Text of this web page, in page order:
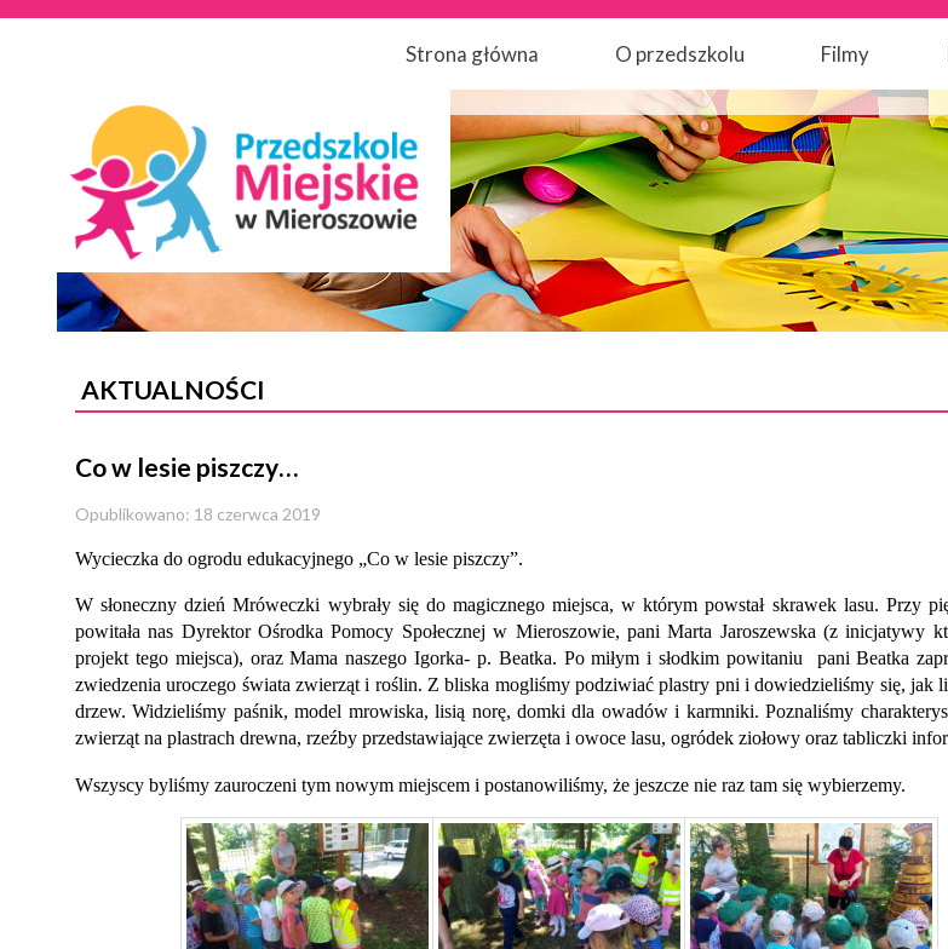
Strona główna O przedszkolu Filmy
AKTUALNOŚCI
Co w lesie piszczy…
Opublikowano: 18 czerwca 2019
Wycieczka do ogrodu edukacyjnego „Co w lesie piszczy”.
W słoneczny dzień Mróweczki wybrały się do magicznego miejsca, w którym powstał skrawek lasu. Przy
powitała nas Dyrektor Ośrodka Pomocy Społecznej w Mieroszowie, pani Marta Jaroszewska (z inicjatywy
projekt tego miejsca), oraz Mama naszego Igorka- p. Beatka. Po miłym i słodkim powitaniu pani Beatka
zwiedzenia uroczego świata zwierząt i roślin. Z bliska mogliśmy podziwiać plastry pni i dowiedzieliśmy się, jak
drzew. Widzieliśmy paśnik, model mrowiska, lisią norę, domki dla owadów i karmniki. Poznaliśmy
zwierząt na plastrach drewna, rzeźby przedstawiające zwierzęta i owoce lasu, ogródek ziołowy oraz tabliczki
Wszyscy byliśmy zauroczeni tym nowym miejscem i postanowiliśmy, że jeszcze nie raz tam się wybierzemy.